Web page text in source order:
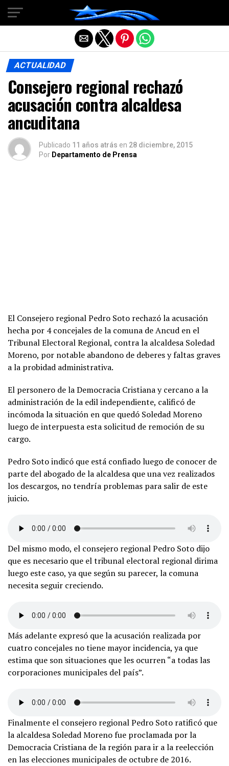
ACTUALIDAD
Consejero regional rechazó
acusación contra alcaldesa
ancuditana
Publicado 11 años atrás en 28 diciembre, 2015
Por Departamento de Prensa
El Consejero regional Pedro Soto rechazó la acusación
hecha por 4 concejales de la comuna de Ancud en el
Tribunal Electoral Regional, contra la alcaldesa Soledad
Moreno, por notable abandono de deberes y faltas graves
a la probidad administrativa.
El personero de la Democracia Cristiana y cercano a la
administración de la edil independiente, calificó de
incómoda la situación en que quedó Soledad Moreno
luego de interpuesta esta solicitud de remoción de su
cargo.
Pedro Soto indicó que está confiado luego de conocer de
parte del abogado de la alcaldesa que una vez realizados
los descargos, no tendría problemas para salir de este
juicio.
Del mismo modo, el consejero regional Pedro Soto dijo
que es necesario que el tribunal electoral regional dirima
luego este caso, ya que según su parecer, la comuna
necesita seguir creciendo.
Más adelante expresó que la acusación realizada por
cuatro concejales no tiene mayor incidencia, ya que
estima que son situaciones que les ocurren “a todas las
corporaciones municipales del país”.
Finalmente el consejero regional Pedro Soto ratificó que
la alcaldesa Soledad Moreno fue proclamada por la
Democracia Cristiana de la región para ir a la reelección
en las elecciones municipales de octubre de 2016.
Salir de la versión móvil